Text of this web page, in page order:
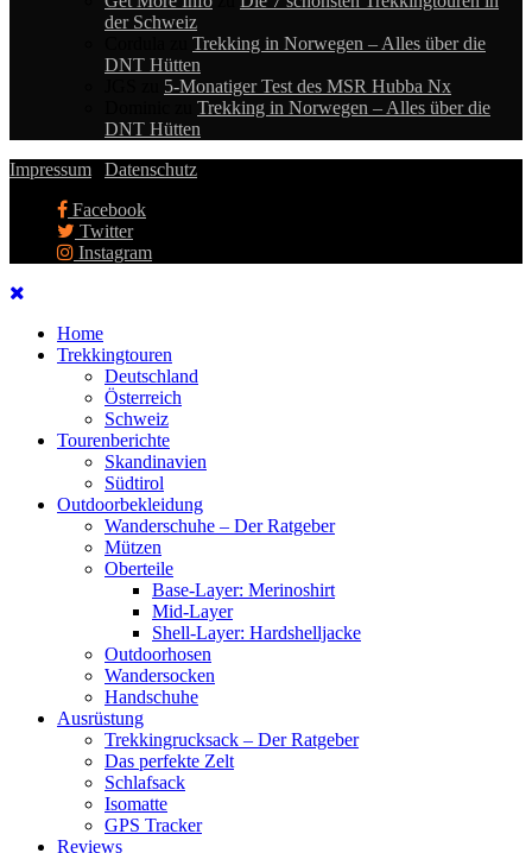
der Schweiz
Trekking in Norwegen – Alles über die
DNT Hütten
5-Monatiger Test des MSR Hubba Nx
Trekking in Norwegen – Alles über die
DNT Hütten
Impressum
Datenschutz
Facebook
Twitter
Instagram
Home
Trekkingtouren
Deutschland
Österreich
Schweiz
Tourenberichte
Skandinavien
Südtirol
Outdoorbekleidung
Wanderschuhe – Der Ratgeber
Mützen
Oberteile
Base-Layer: Merinoshirt
Mid-Layer
Shell-Layer: Hardshelljacke
Outdoorhosen
Wandersocken
Handschuhe
Ausrüstung
Trekkingrucksack – Der Ratgeber
Das perfekte Zelt
Schlafsack
Isomatte
GPS Tracker
Reviews